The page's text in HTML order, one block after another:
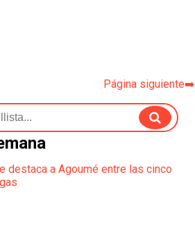
Página siguiente➡️
destaca a Agoumé entre las cinco